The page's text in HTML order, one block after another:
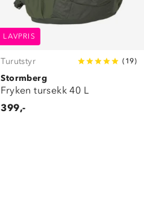
LAVPRIS
Turutstyr ( 19)
Stormberg
Fryken tursekk 40 L
399,-